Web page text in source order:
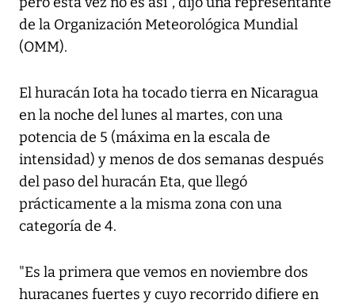
de la Organización Meteorológica Mundial
(OMM).
El huracán Iota ha tocado tierra en Nicaragua
en la noche del lunes al martes, con una
potencia de 5 (máxima en la escala de
intensidad) y menos de dos semanas después
del paso del huracán Eta, que llegó
prácticamente a la misma zona con una
categoría de 4.
"Es la primera que vemos en noviembre dos
huracanes fuertes y cuyo recorrido difiere en